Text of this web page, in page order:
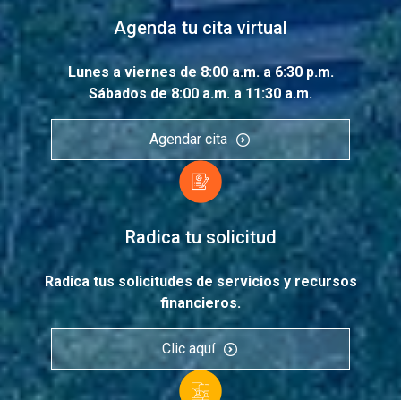
Agenda tu cita virtual
Lunes a viernes de 8:00 a.m. a 6:30 p.m.
Sábados de 8:00 a.m. a 11:30 a.m.
Agendar cita
Radica tu solicitud
Radica tus solicitudes de servicios y recursos
financieros.
Clic aquí